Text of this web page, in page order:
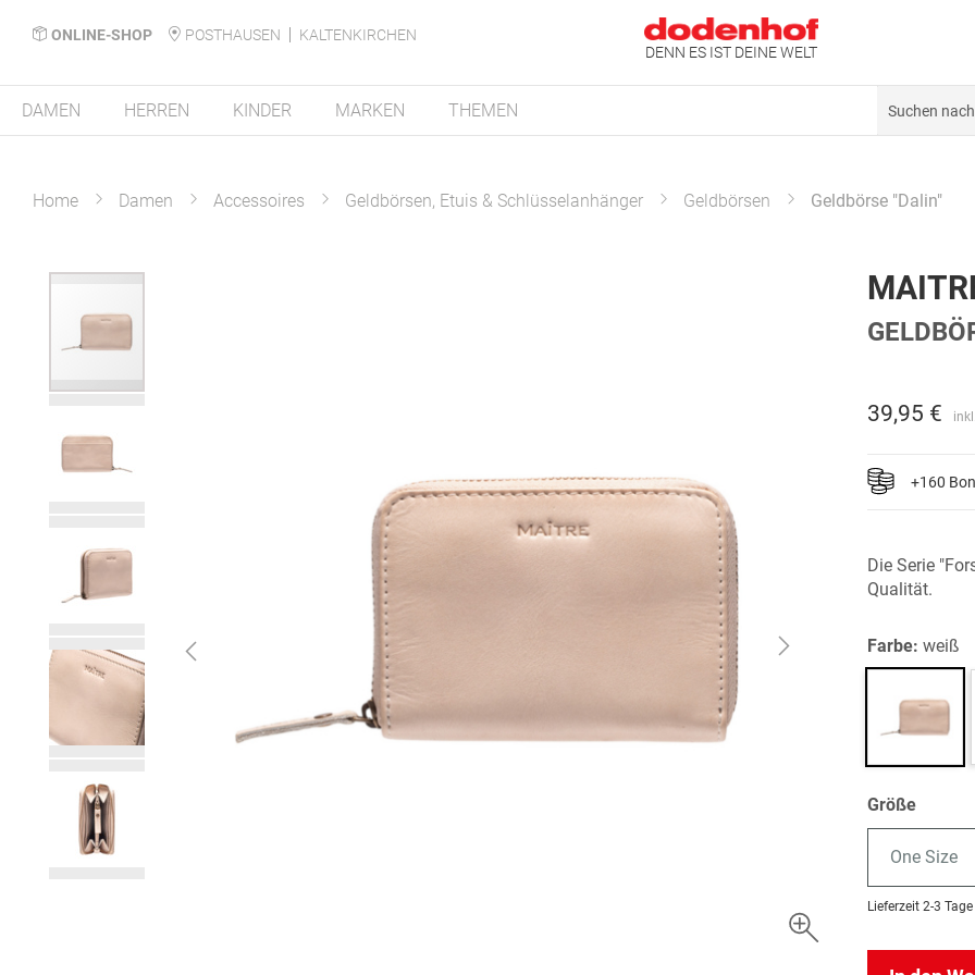
ONLINE-SHOP POSTHAUSEN
KALTENKIRCHEN
DENN ES IST DEINE WELT
DAMEN HERREN KINDER MARKEN THEMEN
Home Damen Accessoires Geldbörsen, Etuis & Schlüsselanhänger Geldbörsen Geldbörse "Dalin"
Zum
Bildergalerie
39,95 €
+160
Die Serie
Qualität.
Farbe:weiß
Größe
One Size
Lieferzeit 2-3 Tage